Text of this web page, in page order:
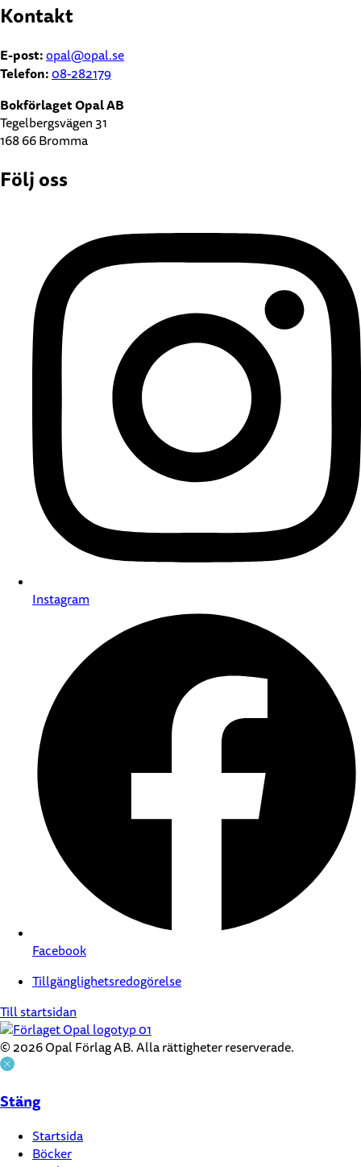
Kontakt
E-post:opal@opal.se
Telefon:08-282179
Bokförlaget Opal AB
Tegelbergsvägen 31
168 66 Bromma
Följ oss
Instagram
Facebook
Tillgänglighetsredogörelse
Till startsidan
© 2026 Opal Förlag AB. Alla rättigheter reserverade.
Stäng
Startsida
Böcker